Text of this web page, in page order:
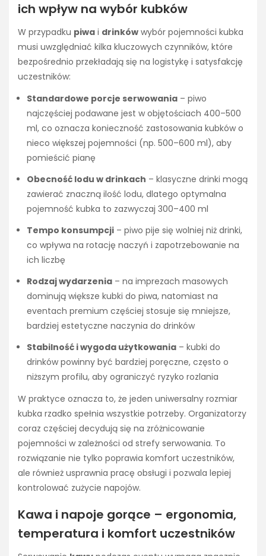
ich wpływ na wybór kubków
W przypadku piwa i drinków wybór pojemności kubka
musi uwzględniać kilka kluczowych czynników, które
bezpośrednio przekładają się na logistykę i satysfakcję
uczestników:
Standardowe porcje serwowania – piwo
najczęściej podawane jest w objętościach 400–500
ml, co oznacza konieczność zastosowania kubków o
nieco większej pojemności (np. 500–600 ml), aby
pomieścić pianę
Obecność lodu w drinkach – klasyczne drinki mogą
zawierać znaczną ilość lodu, dlatego optymalna
pojemność kubka to zazwyczaj 300–400 ml
Tempo konsumpcji – piwo pije się wolniej niż drinki,
co wpływa na rotację naczyń i zapotrzebowanie na
ich liczbę
Rodzaj wydarzenia – na imprezach masowych
dominują większe kubki do piwa, natomiast na
eventach premium częściej stosuje się mniejsze,
bardziej estetyczne naczynia do drinków
Stabilność i wygoda użytkowania – kubki do
drinków powinny być bardziej poręczne, często o
niższym profilu, aby ograniczyć ryzyko rozlania
W praktyce oznacza to, że jeden uniwersalny rozmiar
kubka rzadko spełnia wszystkie potrzeby. Organizatorzy
coraz częściej decydują się na zróżnicowanie
pojemności w zależności od strefy serwowania. To
rozwiązanie nie tylko poprawia komfort uczestników,
ale również usprawnia pracę obsługi i pozwala lepiej
kontrolować zużycie napojów.
Kawa i napoje gorące – ergonomia,
temperatura i komfort uczestników